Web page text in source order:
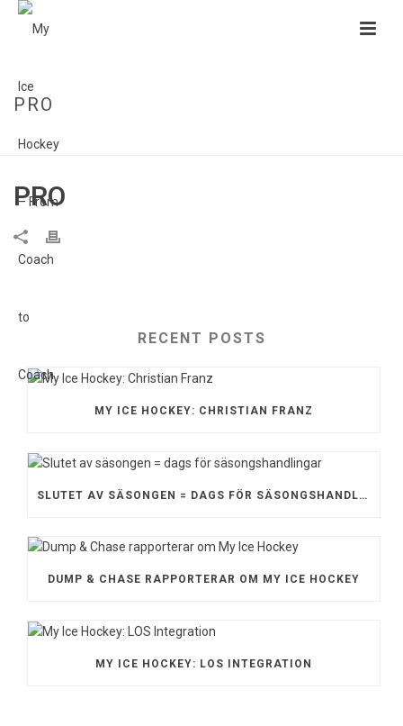
PRO
PRO
RECENT POSTS
MY ICE HOCKEY: CHRISTIAN FRANZ
SLUTET AV SÄSONGEN = DAGS FÖR SÄSONGSHANDLINGAR
DUMP & CHASE RAPPORTERAR OM MY ICE HOCKEY
MY ICE HOCKEY: LOS INTEGRATION